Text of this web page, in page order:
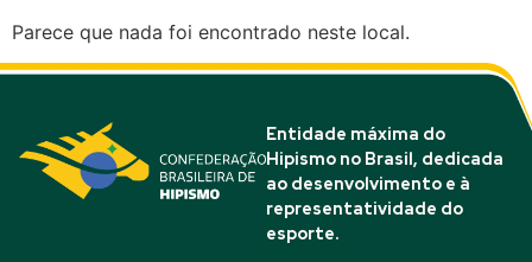
Parece que nada foi encontrado neste local.
Entidade máxima do
Hipismo no Brasil, dedicada
ao desenvolvimento e à
representatividade do
esporte.